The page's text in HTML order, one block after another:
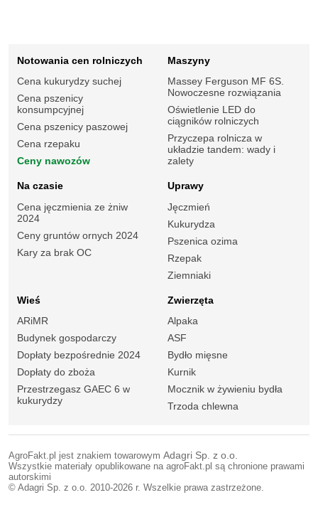
Notowania cen rolniczych
Cena kukurydzy suchej
Cena pszenicy
konsumpcyjnej
Cena pszenicy paszowej
Cena rzepaku
Ceny nawozów
Maszyny
Massey Ferguson MF 6S.
Nowoczesne rozwiązania
Oświetlenie LED do
ciągników rolniczych
Przyczepa rolnicza w
układzie tandem: wady i
zalety
Na czasie
Cena jęczmienia ze żniw
2024
Ceny gruntów ornych 2024
Kary za brak OC
Uprawy
Jęczmień
Kukurydza
Pszenica ozima
Rzepak
Ziemniaki
Wieś
ARiMR
Budynek gospodarczy
Dopłaty bezpośrednie 2024
Dopłaty do zboża
Przestrzegasz GAEC 6 w
kukurydzy
Zwierzęta
Alpaka
ASF
Bydło mięsne
Kurnik
Mocznik w żywieniu bydła
Trzoda chlewna
AgroFakt.pl jest znakiem towarowym Adagri Sp. z o.o.
Wszystkie materiały opublikowane na agroFakt.pl są chronione prawami
autorskimi
© Adagri Sp. z o.o. 2010-2026 r. Wszelkie prawa zastrzeżone.